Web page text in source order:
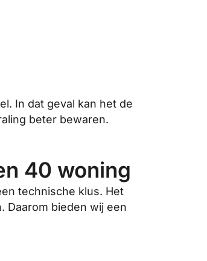
In dat geval kan het de
beter bewaren.
40 woning
technische klus. Het
Daarom bieden wij een